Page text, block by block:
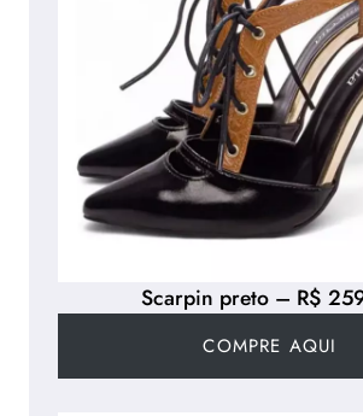
Scarpin preto – R$
COMPRE AQUI